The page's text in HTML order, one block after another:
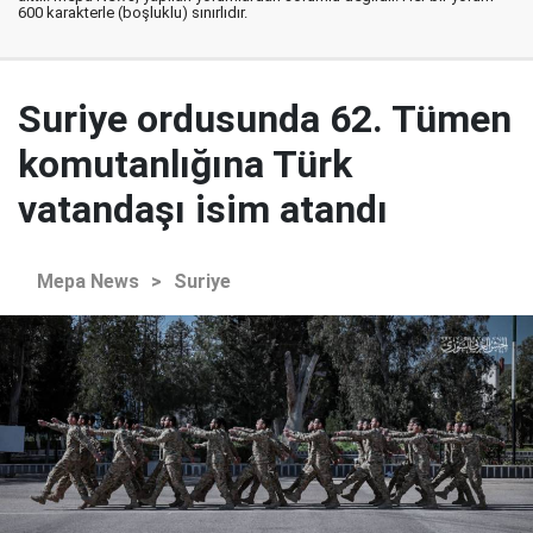
600 karakterle (boşluklu) sınırlıdır.
Suriye ordusunda 62. Tümen
komutanlığına Türk
vatandaşı isim atandı
Mepa News > Suriye